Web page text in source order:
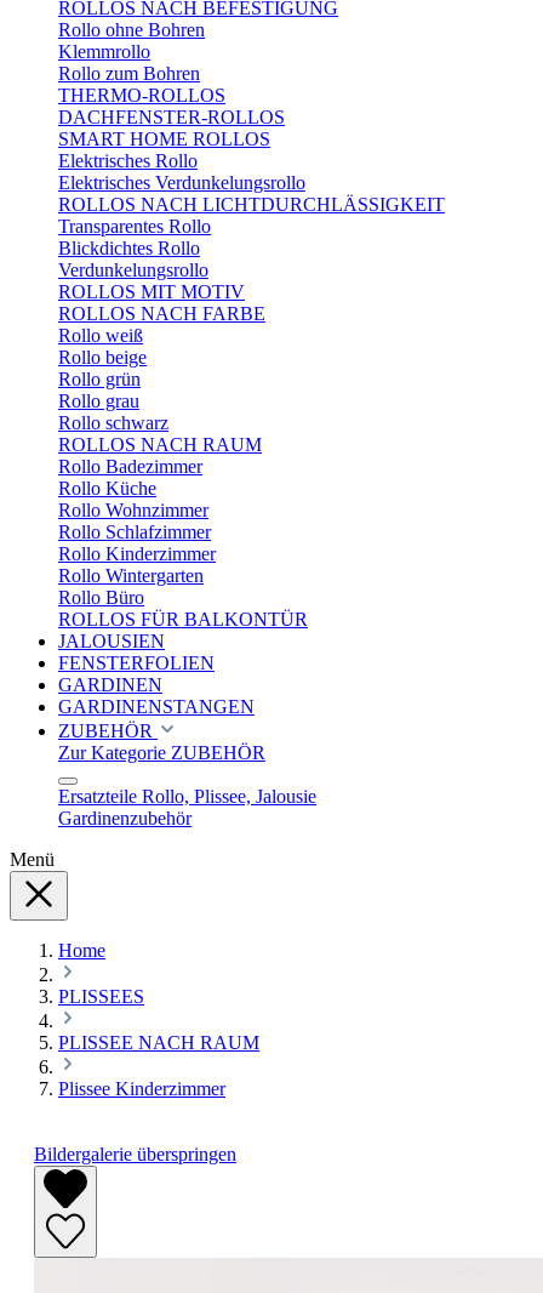
ROLLOS NACH BEFESTIGUNG
Rollo ohne Bohren
Klemmrollo
Rollo zum Bohren
THERMO-ROLLOS
DACHFENSTER-ROLLOS
SMART HOME ROLLOS
Elektrisches Rollo
Elektrisches Verdunkelungsrollo
ROLLOS NACH LICHTDURCHLÄSSIGKEIT
Transparentes Rollo
Blickdichtes Rollo
Verdunkelungsrollo
ROLLOS MIT MOTIV
ROLLOS NACH FARBE
Rollo weiß
Rollo beige
Rollo grün
Rollo grau
Rollo schwarz
ROLLOS NACH RAUM
Rollo Badezimmer
Rollo Küche
Rollo Wohnzimmer
Rollo Schlafzimmer
Rollo Kinderzimmer
Rollo Wintergarten
Rollo Büro
ROLLOS FÜR BALKONTÜR
JALOUSIEN
FENSTERFOLIEN
GARDINEN
GARDINENSTANGEN
ZUBEHÖR
Zur Kategorie ZUBEHÖR
Ersatzteile Rollo, Plissee, Jalousie
Gardinenzubehör
Menü
Home
PLISSEES
PLISSEE NACH RAUM
Plissee Kinderzimmer
Bildergalerie überspringen